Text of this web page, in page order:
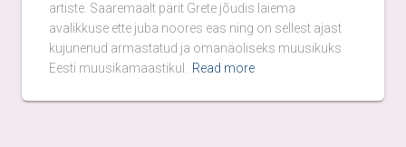
artiste. Saaremaalt pärit Grete jõudis laiema
avalikkuse ette juba noores eas ning on sellest ajast
kujunenud armastatud ja omanäoliseks muusikuks
Eesti muusikamaastikul.
Read more